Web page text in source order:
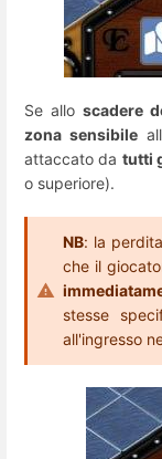
Se alloscadere
zona sensibile
attaccato da tutti
o superiore).
NB: la
che il
stesse
all'ingresso